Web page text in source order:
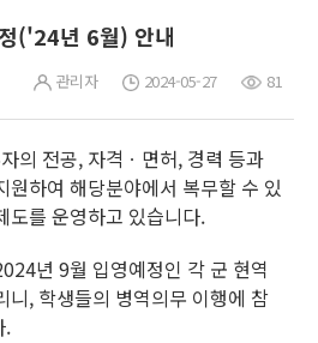
('24년 6월) 안내
관리자 2024-05-27 81
의 전공, 자격ㆍ면허, 경력 등과
원하여 해당분야에서 복무할 수 있
도를 운영하고 있습니다.
년 9월 입영예정인 각 군 현역
니, 학생들의 병역의무 이행에 참
.